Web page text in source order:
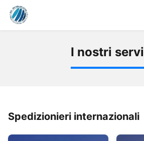
I nostri servi
Spedizionieri internazionali